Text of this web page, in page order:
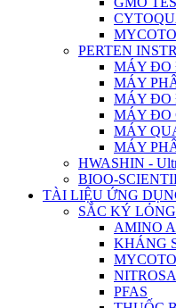
PERTEN
MÁY ĐO
MÁY
MÁY ĐO
MÁY ĐO
MÁY
MÁY
HWASHIN -
BIOO-
TÀI LIỆU ỨNG
SẮC KÝ
AMINO
KHÁNG
PFAS